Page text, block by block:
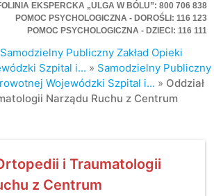
EKSPERCKA „ULGA W BÓLU”: 800 706 838
POMOC PSYCHOLOGICZNA - DOROŚLI: 116 123
POMOC PSYCHOLOGICZNA - DZIECI: 116 111
Samodzielny Publiczny Zakład Opieki
Szpital i... » Samodzielny Publiczny
Wojewódzki Szpital i... » Oddział
Narządu Ruchu z Centrum
i Traumatologii
z Centrum